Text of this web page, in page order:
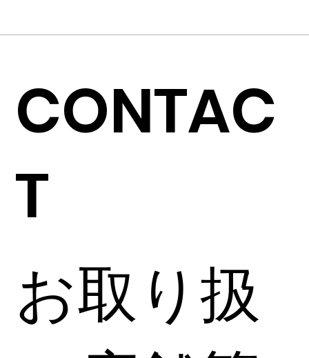
CONTAC
T
お取り扱